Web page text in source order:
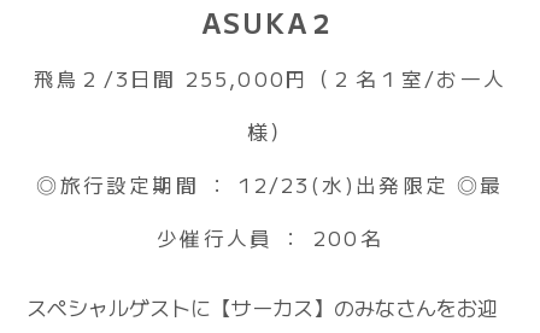
ASUKA２
飛鳥２/3日間 255,000円（２名１室/お一人
様）
◎旅行設定期間 ： 12/23(水)出発限定 ◎最
少催行人員 ： 200名
スペシャルゲストに【サーカス】のみなさんをお迎